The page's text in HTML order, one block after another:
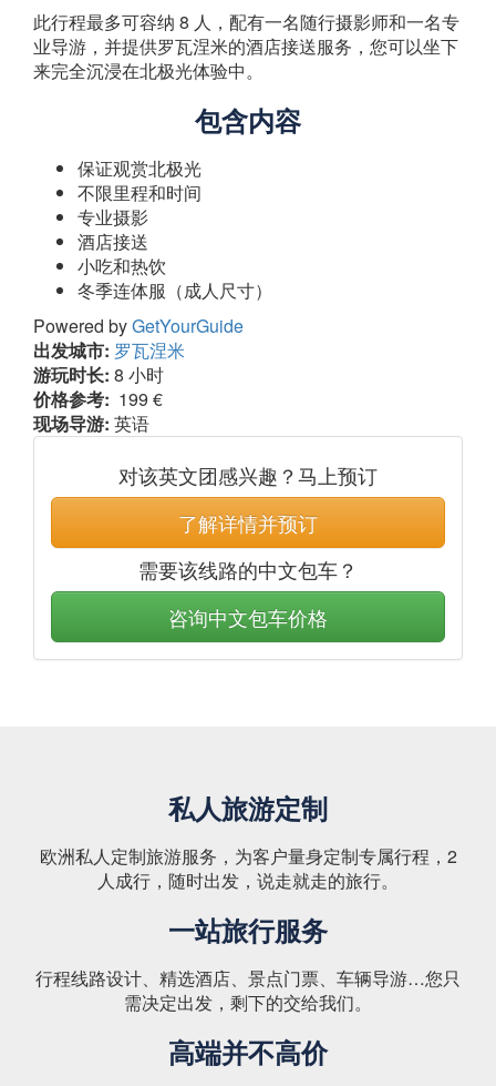
此行程最多可容纳 8 人，配有一名随行摄影师和一名专
业导游，并提供罗瓦涅米的酒店接送服务，您可以坐下
来完全沉浸在北极光体验中。
包含内容
保证观赏北极光
不限里程和时间
专业摄影
酒店接送
小吃和热饮
冬季连体服（成人尺寸）
Powered byGetYourGuide
出发城市: 罗瓦涅米
游玩时长: 8 小时
价格参考: 199 €
现场导游: 英语
对该英文团感兴趣？马上预订
了解详情并预订
需要该线路的中文包车？
咨询中文包车价格
私人旅游定制
欧洲私人定制旅游服务，为客户量身定制专属行程，2
人成行，随时出发，说走就走的旅行。
一站旅行服务
行程线路设计、精选酒店、景点门票、车辆导游…您只
需决定出发，剩下的交给我们。
高端并不高价